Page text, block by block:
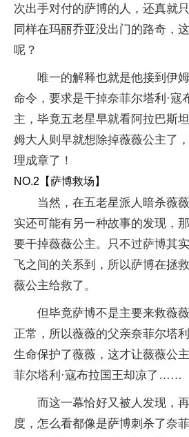
次出手对付的萨博的人，还真就
同样在玛丽乔亚没出门的路奇，
呢？
唯一的解释也就是他接到伊
命令，要求是干掉奈菲尔塔利·寇
主，毕竟五老星早就看阿拉巴斯
姆大人则早就想除掉薇薇公主了
理成章了！
NO.2【萨博救场】
当然，在五老星派人暗杀薇
实还可能有另一种故事的发现，
要干掉薇薇公主。只不过萨博其
飞之间的关系到，所以萨博在拯
薇公主给救了。
但毕竟萨博不是主要来救薇
正常，所以薇薇的父亲奈菲尔塔
生命保护了薇薇，这才让薇薇公
菲尔塔利·寇布拉国王却凉了……
而这一幕恰好又被人发现，
度，怎么看都像是萨博刺杀了奈